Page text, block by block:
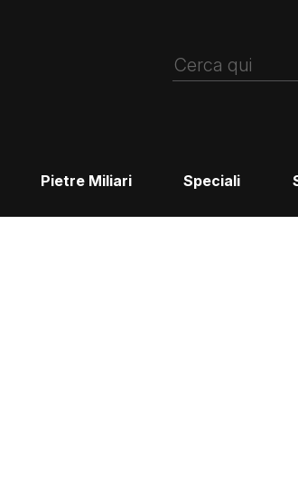
Pietre Miliari Speciali